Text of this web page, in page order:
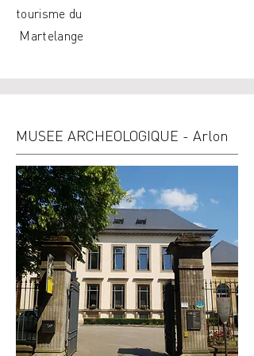
tourisme du
Martelange
MUSEE ARCHEOLOGIQUE - Arlon